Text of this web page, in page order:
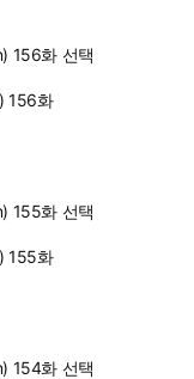
156화 선택
156화
155화 선택
155화
154화 선택